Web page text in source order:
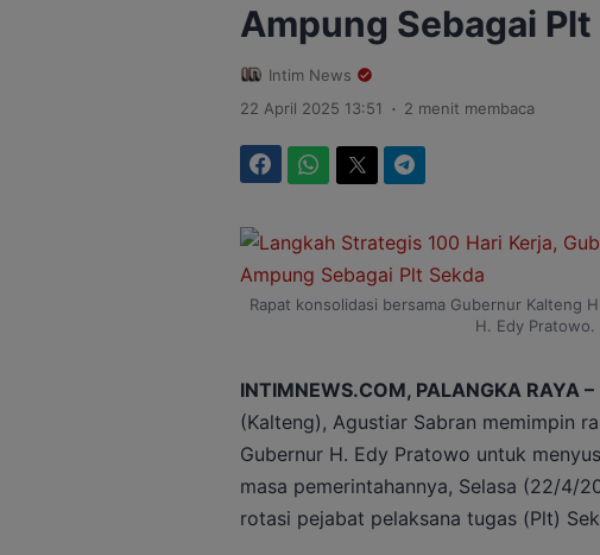
Ampung Sebagai Plt
Intim News
22 April 2025 13:51
. 2 menit membaca
Rapat konsolidasi bersama Gubernur Kalteng
H. Edy
INTIMNEWS.COM, PALANGKA RAYA –
(Kalteng), Agustiar Sabran memimpin
Gubernur H. Edy Pratowo untuk
masa pemerintahannya, Selasa (22/4/
rotasi pejabat pelaksana tugas (Plt)